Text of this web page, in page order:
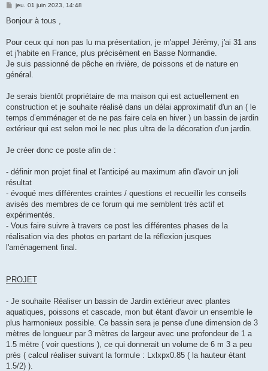
M
s
g
jeu. 01 juin 2023, 14:48
Bonjour à tous ,
Pour ceux qui non pas lu ma présentation, je m'appel Jérémy, j'ai 31 ans
et j'habite en France, plus précisément en Basse Normandie.
Je suis passionné de pêche en rivière, de poissons et de nature en
général.
Je serais bientôt propriétaire de ma maison qui est actuellement en
construction et je souhaite réalisé dans un délai approximatif d'un an ( le
temps d’emménager et de ne pas faire cela en hiver ) un bassin de jardin
extérieur qui est selon moi le nec plus ultra de la décoration d'un jardin.
Je créer donc ce poste afin de :
- définir mon projet final et l'anticipé au maximum afin d'avoir un joli
résultat
- évoqué mes différentes craintes / questions et recueillir les conseils
avisés des membres de ce forum qui me semblent très actif et
expérimentés.
- Vous faire suivre à travers ce post les différentes phases de la
réalisation via des photos en partant de la réflexion jusques
l'aménagement final.
PROJET
- Je souhaite Réaliser un bassin de Jardin extérieur avec plantes
aquatiques, poissons et cascade, mon but étant d'avoir un ensemble le
plus harmonieux possible. Ce bassin sera je pense d'une dimension de 3
mètres de longueur par 3 mètres de largeur avec une profondeur de 1 a
1.5 mètre ( voir questions ), ce qui donnerait un volume de 6 m 3 a peu
près ( calcul réaliser suivant la formule : Lxlxpx0.85 ( la hauteur étant
1.5/2) ).